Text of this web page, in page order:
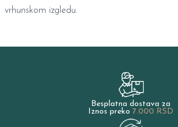
vrhunskom izgledu.
Besplatna dostava za
Iznos preko 7.000 RSD